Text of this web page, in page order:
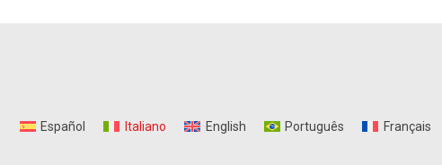
Español Italiano English Português Français